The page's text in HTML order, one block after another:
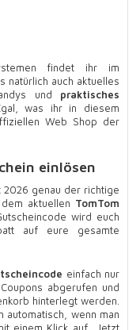
findet ihr im
natürlich auch aktuelles
und praktisches
was ihr in diesem
Web Shop der
einlösen
2026 genau der richtige
aktuellen TomTom
wird euch
auf eure gesamte
einfach nur
abgerufen und
hinterlegt werden.
automatisch, wenn man